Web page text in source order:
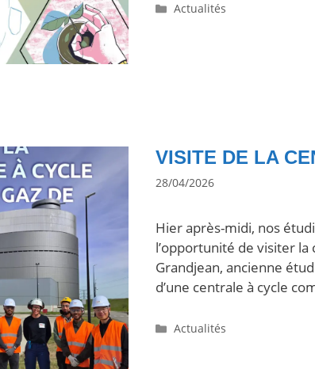
Actualités
VISITE DE LA
28/04/2026
Hier après-midi, nos
l’opportunité de visiter la
Grandjean, ancienne
d’une centrale à cycle
Actualités